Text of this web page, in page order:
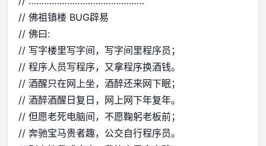
// 佛祖镇楼 BUG辟易
// 佛曰:
// 写字楼里写字间，写字间里程序员；
// 程序人员写程序，又拿程序换酒钱。
// 酒醒只在网上坐，酒醉还来网下眠；
// 酒醉酒醒日复日，网上网下年复年。
// 但愿老死电脑间，不愿鞠躬老板前；
// 奔驰宝马贵者趣，公交自行程序员。